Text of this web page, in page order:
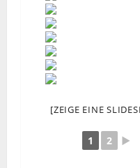
[ZEIGE EINE
1 2 ►